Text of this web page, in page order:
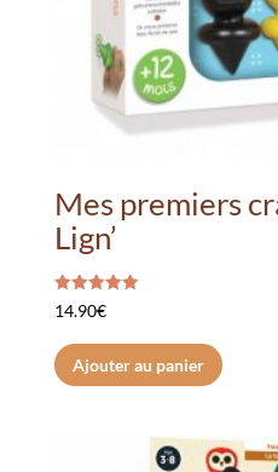
Mes premiers
Lign’
Note
5.00
14.90€
Ajouter au panier